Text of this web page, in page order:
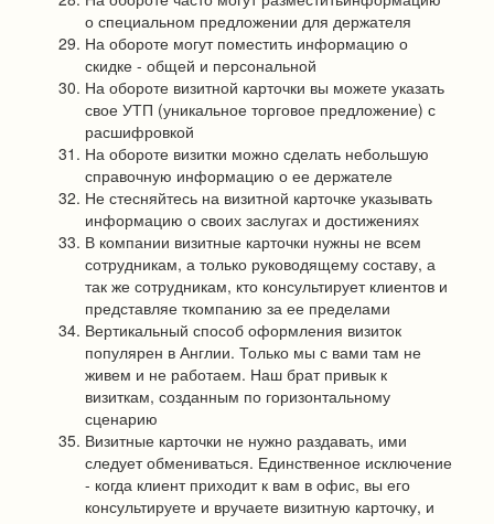
о специальном предложении для держателя
На обороте могут поместить информацию о
скидке - общей и персональной
На обороте визитной карточки вы можете указать
свое УТП (уникальное торговое предложение) с
расшифровкой
На обороте визитки можно сделать небольшую
справочную информацию о ее держателе
Не стесняйтесь на визитной карточке указывать
информацию о своих заслугах и достижениях
В компании визитные карточки нужны не всем
сотрудникам, а только руководящему составу, а
так же сотрудникам, кто консультирует клиентов и
представляе ткомпанию за ее пределами
Вертикальный способ оформления визиток
популярен в Англии. Только мы с вами там не
живем и не работаем. Наш брат привык к
визиткам, созданным по горизонтальному
сценарию
Визитные карточки не нужно раздавать, ими
следует обмениваться. Единственное исключение
- когда клиент приходит к вам в офис, вы его
консультируете и вручаете визитную карточку, и